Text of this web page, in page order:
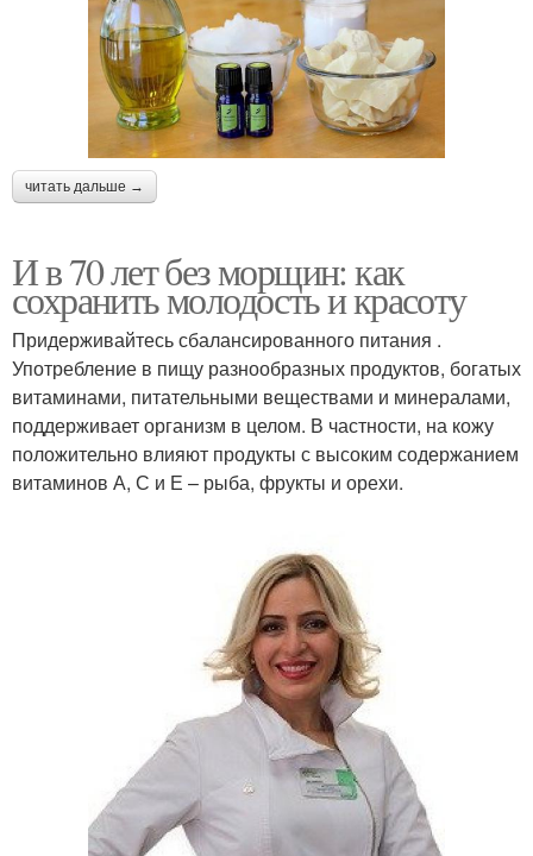
читать дальше →
И в 70 лет без морщин: как
сохранить молодость и красоту
Придерживайтесь сбалансированного питания .
Употребление в пищу разнообразных продуктов, богатых
витаминами, питательными веществами и минералами,
поддерживает организм в целом. В частности, на кожу
положительно влияют продукты с высоким содержанием
витаминов А, С и Е – рыба, фрукты и орехи.